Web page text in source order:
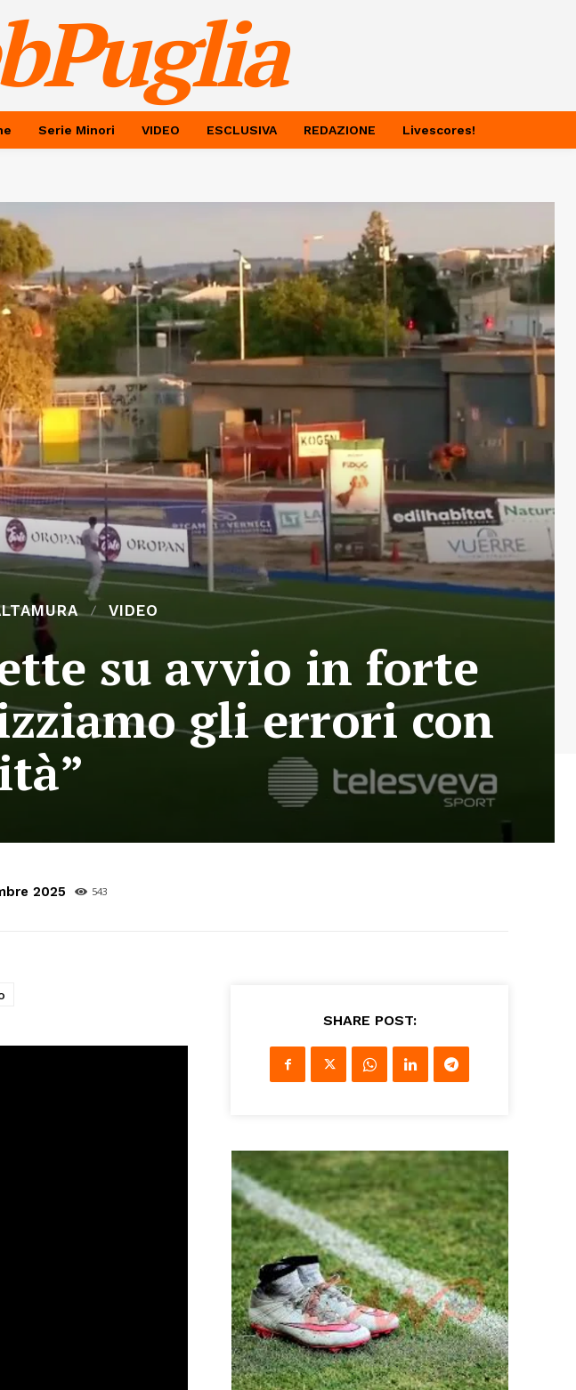
Serie Minori VIDEO ESCLUSIVA REDAZIONE Livescores!
VIDEO
su avvio in forte
gli errori con
2025 543
SHARE POST: